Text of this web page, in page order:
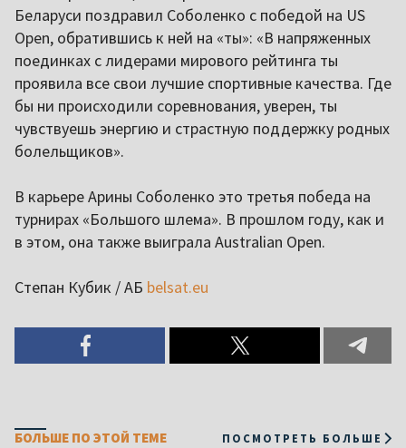
Беларуси поздравил Соболенко с победой на US
Open, обратившись к ней на «ты»: «В напряженных
поединках с лидерами мирового рейтинга ты
проявила все свои лучшие спортивные качества. Где
бы ни происходили соревнования, уверен, ты
чувствуешь энергию и страстную поддержку родных
болельщиков».
В карьере Арины Соболенко это третья победа на
турнирах «Большого шлема». В прошлом году, как и
в этом, она также выиграла Australian Open.
Степан Кубик / АБ belsat.eu
БОЛЬШЕ ПО ЭТОЙ ТЕМЕ ПОСМОТРЕТЬ БОЛЬШЕ